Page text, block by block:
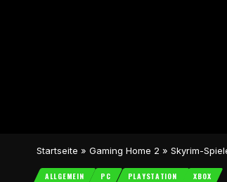
Startseite » Gaming Home 2 » Skyrim-
ALLGEMEIN PC PLAYSTATION XBOX